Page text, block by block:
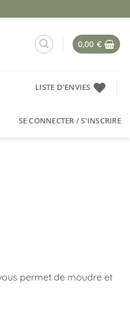
0,00 €
LISTE D'ENVIES
SE CONNECTER / S’INSCRIRE
permet de moudre et